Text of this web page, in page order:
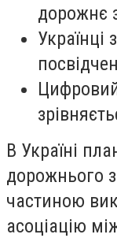
дорожнє
Українці
В Україні
дорожнього
частиною
асоціацію